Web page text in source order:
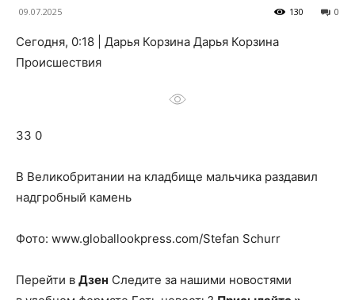
09.07.2025 0
130
Сегодня, 0:18 | Дарья Корзина Дарья Корзина
Происшествия
33 0
В Великобритании на кладбище мальчика раздавил
надгробный камень
Фото: www.globallookpress.com/Stefan Schurr
Перейти в Дзен Следите за нашими новостями